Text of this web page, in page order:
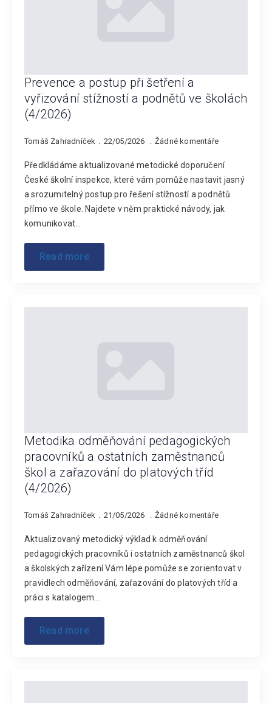
Prevence a postup při šetření a
vyřizování stížností a podnětů ve školách
(4/2026)
Tomáš Zahradníček 22/05/2026 Žádné komentáře
Předkládáme aktualizované metodické doporučení
České školní inspekce, které vám pomůže nastavit jasný
a srozumitelný postup pro řešení stížností a podnětů
přímo ve škole. Najdete v něm praktické návody, jak
komunikovat…
Read more
Metodika odměňování pedagogických
pracovníků a ostatních zaměstnanců
škol a zařazování do platových tříd
(4/2026)
Tomáš Zahradníček 21/05/2026 Žádné komentáře
Aktualizovaný metodický výklad k odměňování
pedagogických pracovníků i ostatních zaměstnanců škol
a školských zařízení Vám lépe pomůže se zorientovat v
pravidlech odměňování, zařazování do platových tříd a
práci s katalogem…
Read more